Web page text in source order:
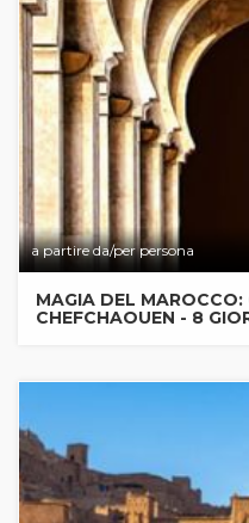
a partire da/per persona
MAGIA DEL
CHEFCHAOUEN - 8